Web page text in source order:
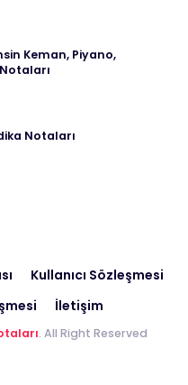
Keman, Piyano,
Notaları
Kullanıcı Sözleşmesi
İletişim
. All Right Reserved